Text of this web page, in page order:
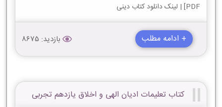
PDF] | لینک دانلود کتاب دینی
+ ادامه مطلب بازدید: 8675
کتاب تعلیمات ادیان الهی و اخلاق یازدهم تجربی